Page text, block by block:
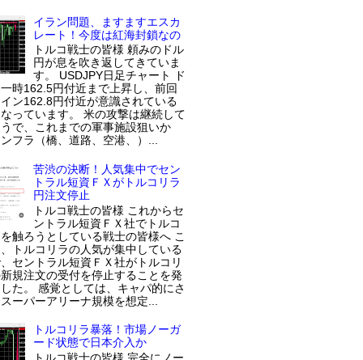
イラン問題、ますますエスカ
レート！今度は紅海封鎖なの
トルコ戦士の皆様 頼みのドル
円が息を吹き返してきていま
す。 USDJPY日足チャート ド
時162.5円付近まで上昇し、前回
ン162.8円付近が意識されている
っています。 米の攻撃は継続して
で、これまでの軍事施設狙いか
フラ（橋、道路、空港、）...
苦渋の決断！人気集中でセン
トラル短資ＦＸがトルコリラ
円注文停止
トルコ戦士の皆様 これからセ
ントラル短資ＦＸ社でトルコ
触ろうとしている戦士の皆様へ こ
トルコリラの人気が集中している
セントラル短資ＦＸ社がトルコリ
規注文の受付を停止することを発
た。 感覚としては、キャパ的にさ
ーパーアリーナ規模を想定...
トルコリラ暴落！市場ノーガ
ード状態で日本介入か